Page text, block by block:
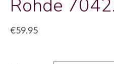
Rohde
€59.95